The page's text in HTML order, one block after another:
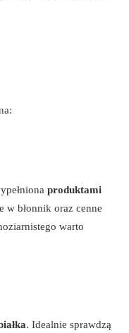
produktami
w błonnik oraz cenne
warto
. Idealnie sprawdzą